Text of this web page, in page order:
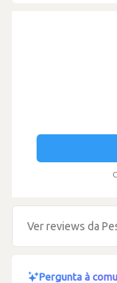
Ver reviews da
Pergunta à